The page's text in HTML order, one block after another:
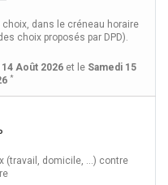
dans le créneau horaire
choix proposés par DPD).
Août 2026et le Samedi 15
*
(travail, domicile, ...) contre